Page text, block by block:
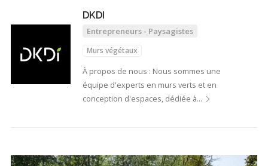
DKDI
Entrepreneurs - Paysagistes
Murs végétaux
À propos de nous : Nous sommes une
équipe d'experts en murs verts et en
conception d'espaces, dédiée à…